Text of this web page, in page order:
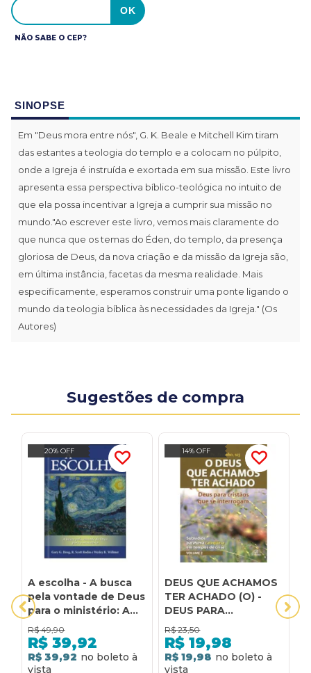
NÃO SABE O CEP?
SINOPSE
Em "Deus mora entre nós", G. K. Beale e Mitchell Kim tiram
das estantes a teologia do templo e a colocam no púlpito,
onde a Igreja é instruída e exortada em sua missão. Este livro
apresenta essa perspectiva bíblico-teológica no intuito de
que ela possa incentivar a Igreja a cumprir sua missão no
mundo."Ao escrever este livro, vemos mais claramente do
que nunca que os temas do Éden, do templo, da presença
gloriosa de Deus, da nova criação e da missão da Igreja são,
em última instância, facetas da mesma realidade. Mais
especificamente, esperamos construir uma ponte ligando o
mundo da teologia bíblica às necessidades da Igreja." (Os
Autores)
Sugestões de compra
20% OFF
A escolha - A busca
pela vontade de Deus
para o ministério: A
busca pela vontade
de Deus para o
ministério
R$ 49,90
R$ 39,92
R$ 39,92
14% OFF
DEUS QUE ACHAMOS
TER ACHADO (O) -
DEUS PARA
CRISTÃOS QUE SE
INTERROGAM:
SUBSÍDIOS PARA UMA
CATEQUESE EM
R$ 23,50
R$ 19,98
R$ 19,98